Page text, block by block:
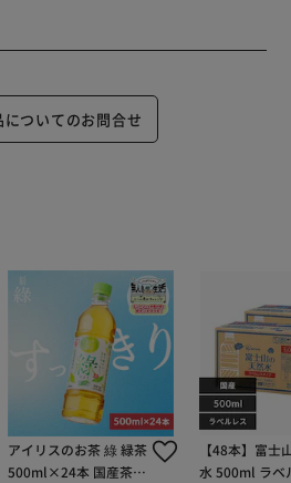
についてのお問合せ
アイリスのお茶 綠 緑茶
500ml×24本 国産茶葉
【48本】富士
水 500ml ラベ